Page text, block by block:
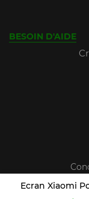
Ecran Xiaomi
BESOIN D'AIDE